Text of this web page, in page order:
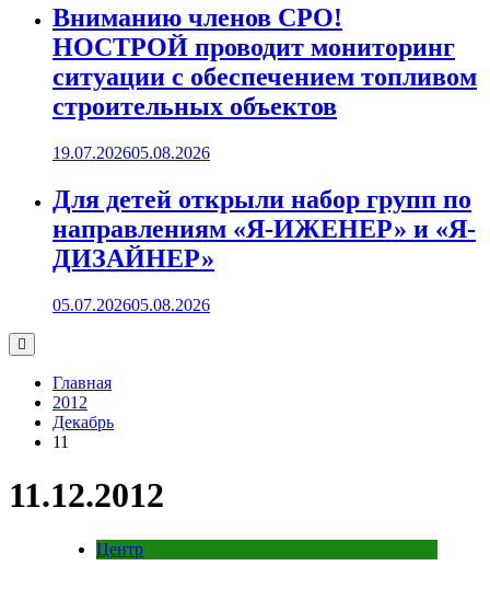
Вниманию членов СРО!
НОСТРОЙ проводит мониторинг
ситуации с обеспечением топливом
строительных объектов
19.07.202605.08.2026
Для детей открыли набор групп по
направлениям «Я-ИЖЕНЕР» и «Я-
ДИЗАЙНЕР»
05.07.202605.08.2026
Главная
2012
Декабрь
11
11.12.2012
Центр